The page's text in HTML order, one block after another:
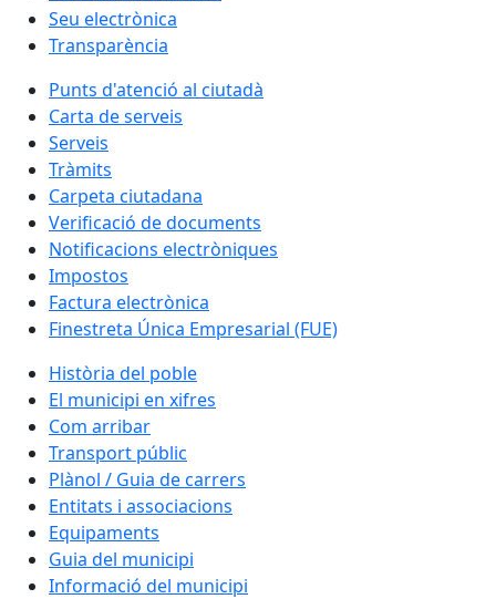
Seu electrònica
Transparència
Punts d'atenció al ciutadà
Carta de serveis
Serveis
Tràmits
Carpeta ciutadana
Verificació de documents
Notificacions electròniques
Impostos
Factura electrònica
Finestreta Única Empresarial (FUE)
Història del poble
El municipi en xifres
Com arribar
Transport públic
Plànol / Guia de carrers
Entitats i associacions
Equipaments
Guia del municipi
Informació del municipi